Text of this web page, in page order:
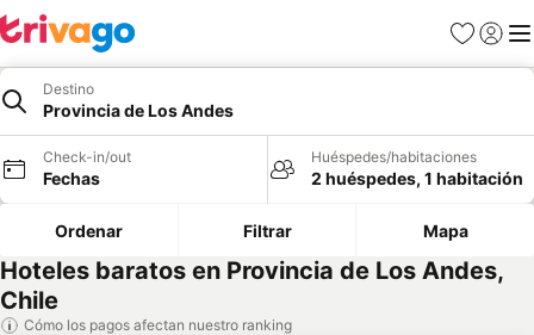
Favoritos
Iniciar
Destino
Provincia de Los Andes
Check-in/out
Fechas
Huéspedes/habitaciones
2 huéspedes, 1 habitación
Ordenar Filtrar Mapa
Hoteles baratos en Provincia de Los Andes,
Chile
Cómo los pagos afectan nuestro ranking